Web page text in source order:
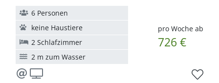
pro Woche ab
726 €
6 Personen
keine Haustiere
2 Schlafzimmer
2 m zum Wasser